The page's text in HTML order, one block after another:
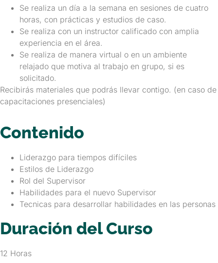
Se realiza un día a la semana en sesiones de cuatro
horas, con prácticas y estudios de caso.
Se realiza con un instructor calificado con amplia
experiencia en el área.
Se realiza de manera virtual o en un ambiente
relajado que motiva al trabajo en grupo, si es
solicitado.
Recibirás materiales que podrás llevar contigo. (en caso de
capacitaciones presenciales)
Contenido
Liderazgo para tiempos difíciles
Estilos de Liderazgo
Rol del Supervisor
Habilidades para el nuevo Supervisor
Tecnicas para desarrollar habilidades en las personas
Duración del Curso
12 Horas